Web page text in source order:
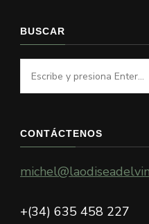
BUSCAR
¿Buscas
algo?
CONTÁCTENOS
+(34) 635 458 227